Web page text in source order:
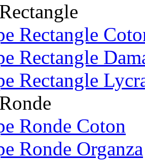
Rectangle
Rectangle
Rectangle
Ronde Coton
Ronde Organza